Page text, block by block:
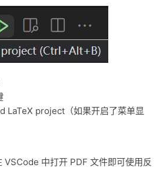
"latexmk",
line-error",
"bibtex",
LaTeX project（如果开启了菜单显
中打开 PDF 文件即可使用反